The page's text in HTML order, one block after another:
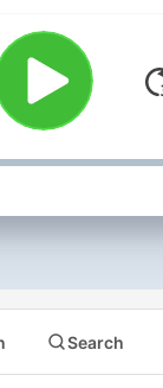
di
il
i più
Search